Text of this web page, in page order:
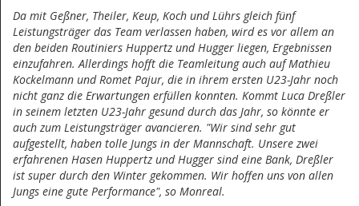
Da mit Geßner, Theiler, Keup, Koch und Lührs gleich fünf
Leistungsträger das Team verlassen haben, wird es vor allem an
den beiden Routiniers Huppertz und Hugger liegen, Ergebnissen
einzufahren. Allerdings hofft die Teamleitung auch auf Mathieu
Kockelmann und Romet Pajur, die in ihrem ersten U23-Jahr noch
nicht ganz die Erwartungen erfüllen konnten. Kommt Luca Dreßler
in seinem letzten U23-Jahr gesund durch das Jahr, so könnte er
auch zum Leistungsträger avancieren. "Wir sind sehr gut
aufgestellt, haben tolle Jungs in der Mannschaft. Unsere zwei
erfahrenen Hasen Huppertz und Hugger sind eine Bank, Dreßler
ist super durch den Winter gekommen. Wir hoffen uns von allen
Jungs eine gute Performance", so Monreal.